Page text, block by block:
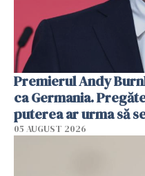
Premierul Andy
ca Germania.
puterea ar urma să
05 AUGUST 2026